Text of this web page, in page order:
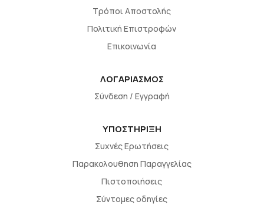
Τρόποι Αποστολής
Πολιτική Επιστροφών
Επικοινωνία
ΛΟΓΑΡΙΑΣΜΟΣ
Σύνδεση / Εγγραφή
ΥΠΟΣΤΗΡΙΞΗ
Συχνές Ερωτήσεις
Παρακολουθηση Παραγγελίας
Πιστοποιήσεις
Σύντομες οδηγίες